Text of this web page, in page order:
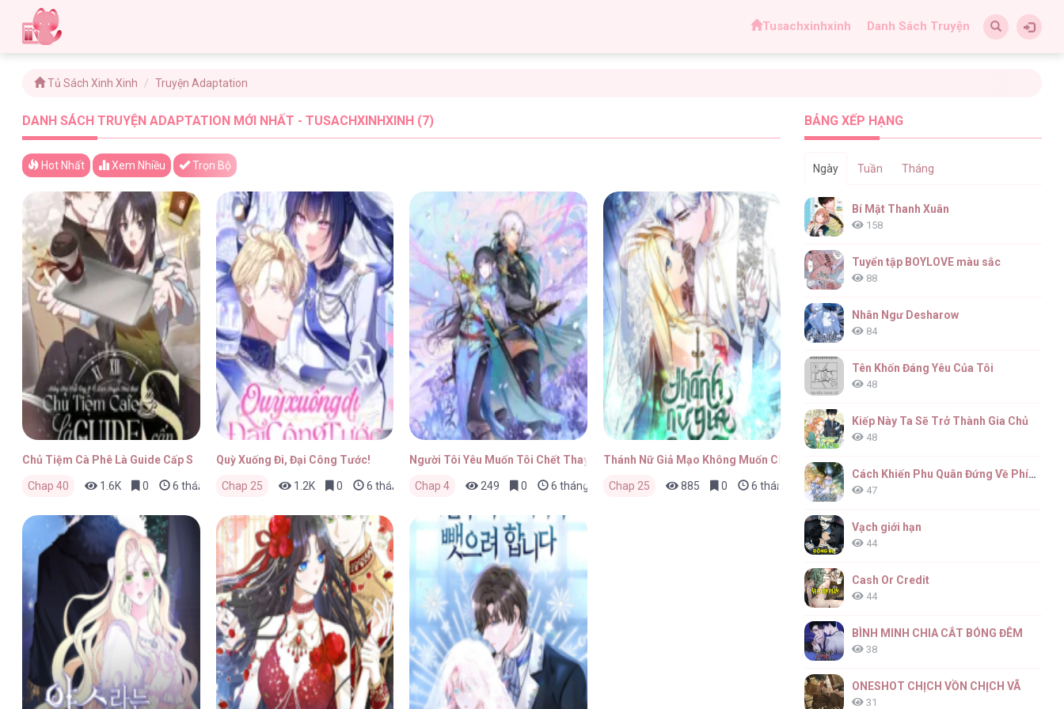
Tusachxinhxinh Danh Sách Truyện
Tủ Sách Xinh Xinh Truyện Adaptation
DANH SÁCH TRUYỆN ADAPTATION MỚI NHẤT - TUSACHXINHXINH (7)
Hot Nhất Xem Nhiều Trọn Bộ
Chủ Tiệm Cà Phê Là Guide Cấp S
Chap 40 1.6K 0 6 tháng trước
Quỳ Xuống Đi, Đại Công Tước!
Chap 25 1.2K 0 6 tháng trước
Người Tôi Yêu Muốn Tôi Chết Thay Cho Em Gái Tôi
Chap 4 249 0 6 tháng trước
Thánh Nữ Giả Mạo Không Muốn Chết
Chap 25 885 0 6 tháng trước
BẢNG XẾP HẠNG
Ngày Tuần Tháng
Bí Mật Thanh Xuân
158
Tuyển tập BOYLOVE màu sắc
88
Nhân Ngư Desharow
84
Tên Khốn Đáng Yêu Của Tôi
48
Kiếp Này Ta Sẽ Trở Thành Gia Chủ
48
Cách Khiến Phu Quân Đứng Về Phía Tôi
47
Vạch giới hạn
44
Cash Or Credit
44
BÌNH MINH CHIA CẮT BÓNG ĐÊM
38
ONESHOT CHỊCH VỒN CHỊCH VÃ
31